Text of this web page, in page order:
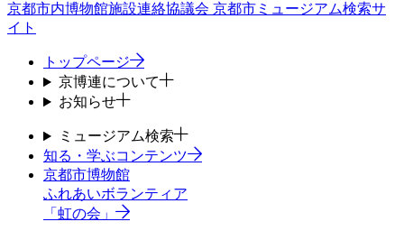
京都市内博物館施設連絡協議会 京都市ミュージアム検索サ
イト
トップページ
京博連について
お知らせ
ミュージアム検索
知る・学ぶコンテンツ
京都市博物館
ふれあいボランティア
「虹の会」